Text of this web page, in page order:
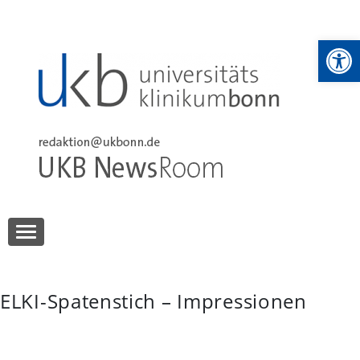
UKB NewsRoom
ELKI-Spatenstich – Impressionen